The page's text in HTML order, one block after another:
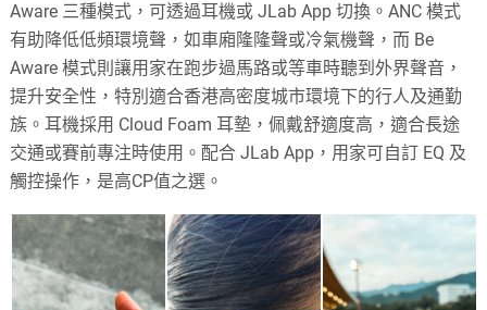
Aware 三種模式，可透過耳機或 JLab App 切換。​ANC 模式
有助降低低頻環境聲，如車廂隆隆聲或冷氣機聲，而 Be
Aware 模式則讓用家在跑步過馬路或等車時聽到外界聲音，
提升安全性，特別適合香港高密度城市環境下的行人及通勤
族。​耳機採用 Cloud Foam 耳墊，佩戴舒適度高，適合長途
交通或賽前專注時使用。配合 JLab App，用家可自訂 EQ 及
觸控操作，是高CP值之選。